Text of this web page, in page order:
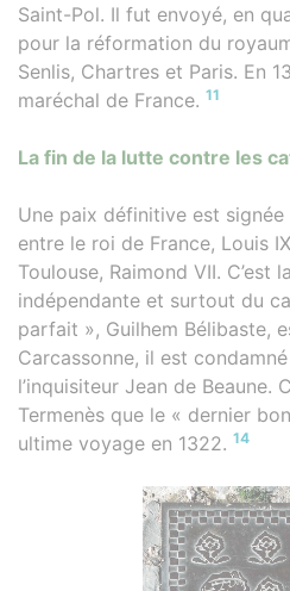
Saint-Pol. Il fut envoyé, en
pour la réformation du
Senlis, Chartres et Paris. En
maréchal de France. 11
La fin de la lutte contre les
Une paix définitive est signée
entre le roi de France, Louis
Toulouse, Raimond VII. C’est
indépendante et surtout du
parfait », Guilhem Bélibaste,
Carcassonne, il est
l’inquisiteur Jean de Beaune.
Termenès que le « dernier
ultime voyage en 1322. 14